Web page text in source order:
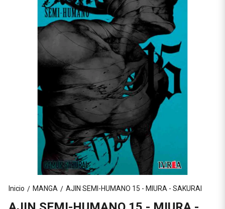
Inicio / MANGA / AJIN SEMI-HUMANO 15 - MIURA - SAKURAI